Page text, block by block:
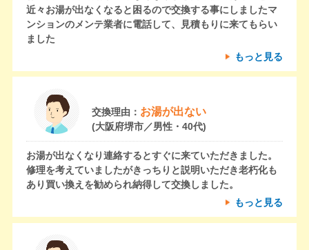
近々お湯が出なくなると困るので交換する事にしましたマ
ンションのメンテ業者に電話して、見積もりに来てもらい
ました
もっと見る
交換理由： お湯が出ない
(大阪府堺市／男性・40代)
お湯が出なくなり連絡するとすぐに来ていただきました。
修理を考えていましたがきっちりと説明いただき老朽化も
あり買い換えを勧められ納得して交換しました。
もっと見る